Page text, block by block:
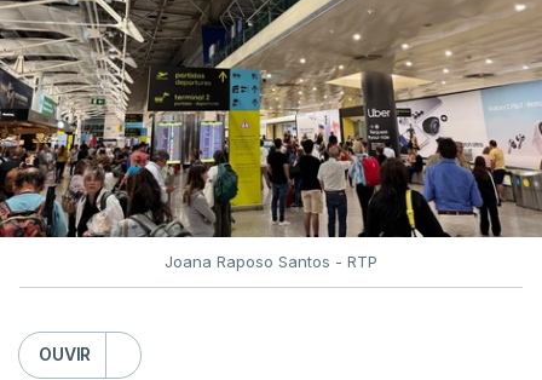
Joana Raposo Santos - RTP
OUVIR